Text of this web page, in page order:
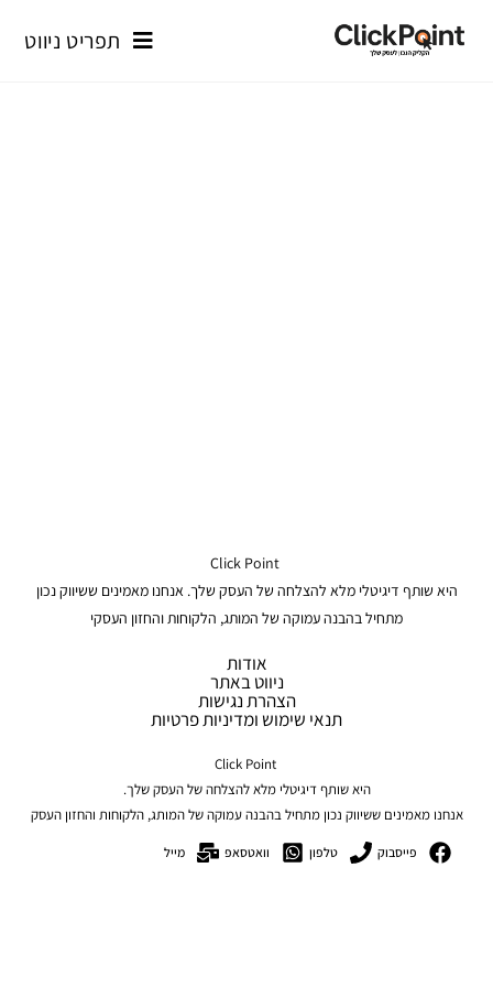
תפריט ניווט
היא שותף דיגיטלי מלא להצלחה של העסק שלך. אנחנו מאמינים ששיווק נכון
מתחיל בהבנה עמוקה של המותג, הלקוחות והחזון העסקי
אודות
ניווט באתר
הצהרת נגישות
תנאי שימוש ומדיניות פרטיות
Click Point
היא שותף דיגיטלי מלא להצלחה של העסק שלך.
אנחנו מאמינים ששיווק נכון מתחיל בהבנה עמוקה של המותג, הלקוחות והחזון העסק
פייסבוק טלפון וואטסאפ מייל